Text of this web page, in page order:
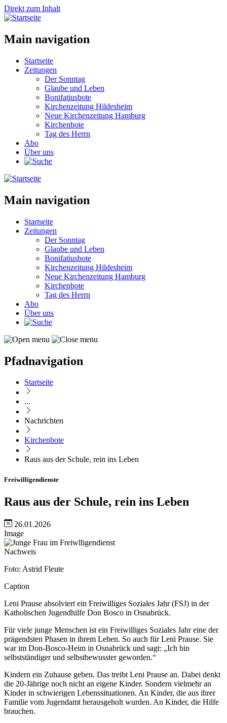
Direkt zum Inhalt
Main navigation
Startseite
Zeitungen
Der Sonntag
Glaube und Leben
Bonifatiusbote
Kirchenzeitung Hildesheim
Neue Kirchenzeitung Hamburg
Kirchenbote
Tag des Herrn
Abo
Über uns
Main navigation
Startseite
Zeitungen
Der Sonntag
Glaube und Leben
Bonifatiusbote
Kirchenzeitung Hildesheim
Neue Kirchenzeitung Hamburg
Kirchenbote
Tag des Herrn
Abo
Über uns
Pfadnavigation
Startseite
...
Nachrichten
Kirchenbote
Raus aus der Schule, rein ins Leben
Freiwilligendienste
Raus aus der Schule, rein ins Leben
26.01.2026
Image
Nachweis
Foto: Astrid Fleute
Caption
Leni Prause absolviert ein Freiwilliges Soziales Jahr (FSJ) in der
Katholischen Jugendhilfe Don Bosco in Osnabrück.
Für viele junge Menschen ist ein Freiwilliges Soziales Jahr eine der
prägendsten Phasen in ihrem Leben. So auch für Leni Prause. Sie
war im Don-Bosco-Heim in Osnabrück und sagt: „Ich bin
selbstständiger und selbstbewusster geworden.“
Kindern ein Zuhause geben. Das treibt Leni Prause an. Dabei denkt
die 20-Jährige noch nicht an eigene Kinder. Sondern vielmehr an
Kinder in schwierigen Lebenssituationen. An Kinder, die aus ihrer
Familie vom Jugendamt herausgeholt wurden. An Kinder, die Hilfe
brauchen.